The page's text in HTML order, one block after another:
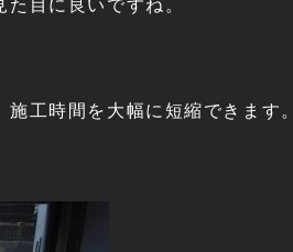
目に良いですね。
工時間を大幅に短縮できます。